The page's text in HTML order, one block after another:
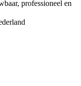
professioneel en